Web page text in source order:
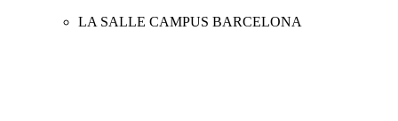
LA SALLE CAMPUS BARCELONA